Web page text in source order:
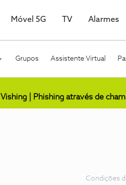
Móvel 5G TV Alarmes
Grupos Assistente Virtual
Vishing | Phishing através de
Condições